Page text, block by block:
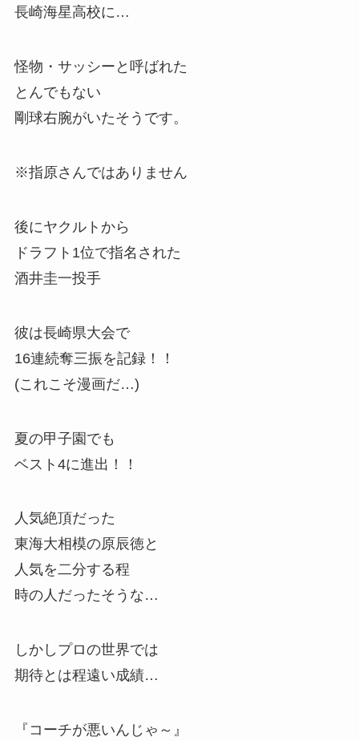
長崎海星高校に…
怪物・サッシーと呼ばれた
とんでもない
剛球右腕がいたそうです。
※指原さんではありません
後にヤクルトから
ドラフト1位で指名された
酒井圭一投手
彼は長崎県大会で
16連続奪三振を記録！！
(これこそ漫画だ…)
夏の甲子園でも
ベスト4に進出！！
人気絶頂だった
東海大相模の原辰徳と
人気を二分する程
時の人だったそうな…
しかしプロの世界では
期待とは程遠い成績…
『コーチが悪いんじゃ～』